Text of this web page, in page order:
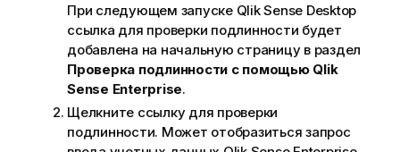
При следующем запуске Qlik Sense Desktop
ссылка для проверки подлинности будет
добавлена на начальную страницу в раздел
Проверка подлинности с помощью Qlik
Sense Enterprise.
Щелкните ссылку для проверки
подлинности. Может отобразиться запрос